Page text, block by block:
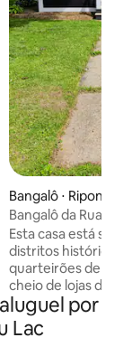
avaliação média
Bangalô ⋅ Ripon
Bangalô da Rua Scott Ripon —
Lake
Esta casa está
distritos
quarteirões de
cheio de lojas de
para comer e
rua de nós é a
água do lago do
por
Lac